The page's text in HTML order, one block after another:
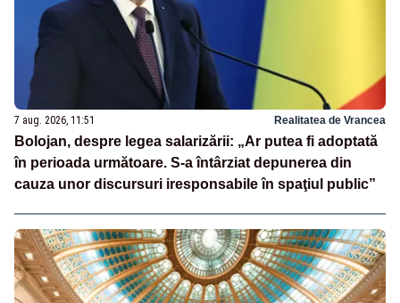
7 aug. 2026, 11:51 Realitatea de Vrancea
Bolojan, despre legea salarizării: „Ar putea fi adoptată
în perioada următoare. S-a întârziat depunerea din
cauza unor discursuri iresponsabile în spaţiul public”